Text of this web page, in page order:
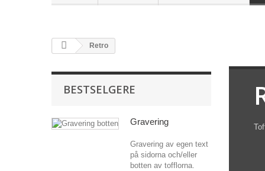
Retro
BESTSELGERE
Gravering
Gravering av egen text
på sidorna och/eller
botten av tofflorna.